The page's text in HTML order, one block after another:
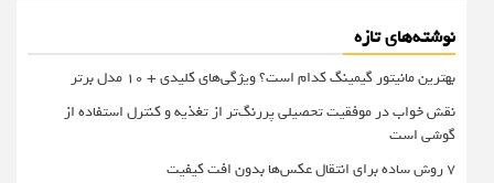
نوشته‌های تازه
بهترین مانیتور گیمینگ کدام است؟ ویژگی‌های کلیدی + 10 مدل برتر
نقش خواب در موفقیت تحصیلی پررنگ‌تر از تغذیه و کنترل استفاده از
گوشی است
۷ روش ساده برای انتقال عکس‌ها بدون افت کیفیت